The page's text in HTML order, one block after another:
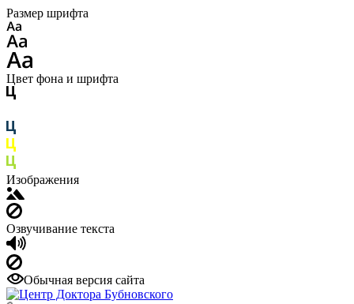
Размер шрифта
Цвет фона и шрифта
Изображения
Озвучивание текста
Обычная версия сайта